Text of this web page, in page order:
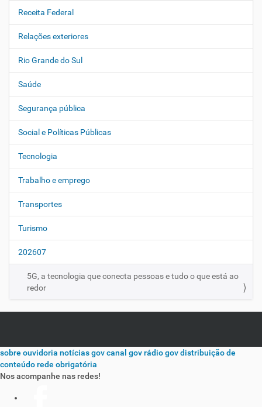
Receita Federal
Relações exteriores
Rio Grande do Sul
Saúde
Segurança pública
Social e Políticas Públicas
Tecnologia
Trabalho e emprego
Transportes
Turismo
202607
5G, a tecnologia que conecta pessoas e tudo o que está ao
redor
sobre ouvidoria notícias govcanal govrádio govdistribuição de
conteúdorede obrigatória
Nos acompanhe nas redes!